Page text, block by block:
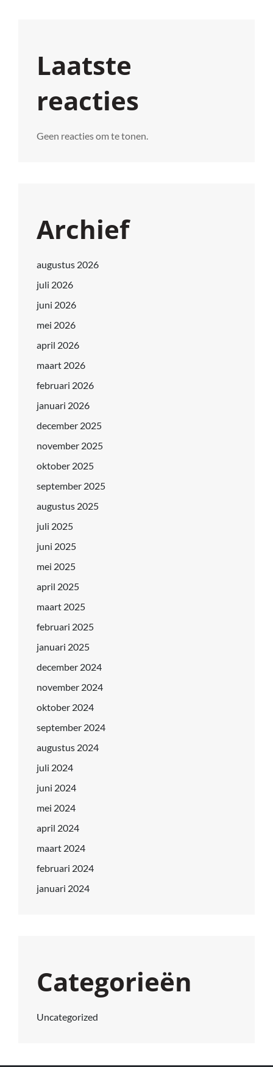
Laatste
reacties
Geen reacties om te tonen.
Archief
augustus 2026
juli 2026
juni 2026
mei 2026
april 2026
maart 2026
februari 2026
januari 2026
december 2025
november 2025
oktober 2025
september 2025
augustus 2025
juli 2025
juni 2025
mei 2025
april 2025
maart 2025
februari 2025
januari 2025
december 2024
november 2024
oktober 2024
september 2024
augustus 2024
juli 2024
juni 2024
mei 2024
april 2024
maart 2024
februari 2024
januari 2024
Categorieën
Uncategorized